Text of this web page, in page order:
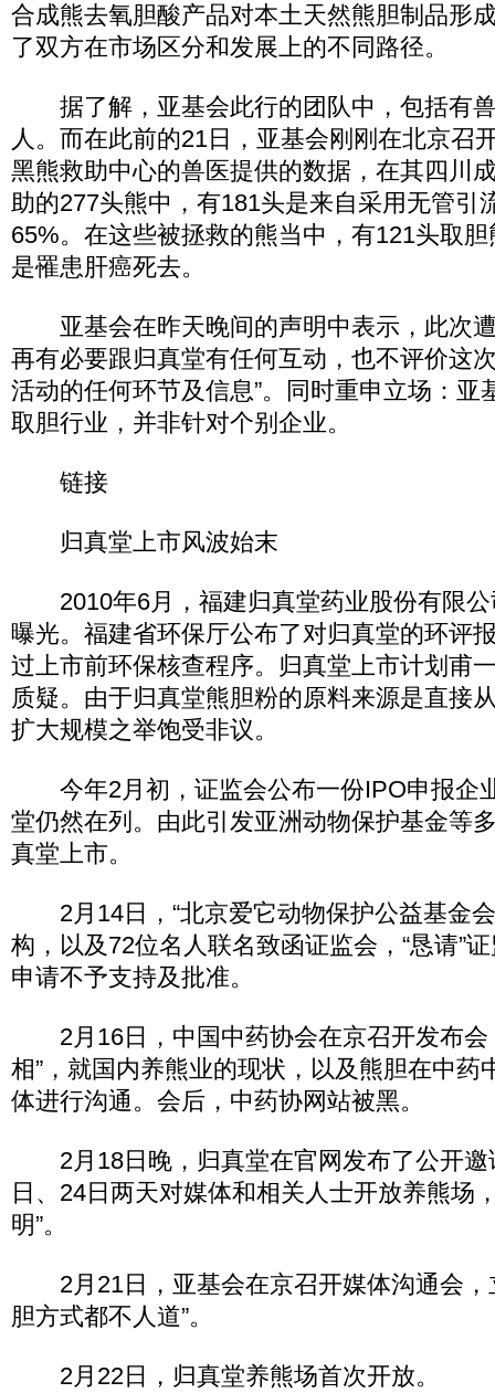
合成熊去氧胆酸产品对本土天然熊胆制品形
了双方在市场区分和发展上的不同路径。
据了解，亚基会此行的团队中，包括有
人。而在此前的21日，亚基会刚刚在北京召
黑熊救助中心的兽医提供的数据，在其四川
助的277头熊中，有181头是来自采用无管引
65%。在这些被拯救的熊当中，有121头取
是罹患肝癌死去。
亚基会在昨天晚间的声明中表示，此次遭
再有必要跟归真堂有任何互动，也不评价这
活动的任何环节及信息”。同时重申立场：亚
取胆行业，并非针对个别企业。
链接
归真堂上市风波始末
2010年6月，福建归真堂药业股份有限公
曝光。福建省环保厅公布了对归真堂的环评
过上市前环保核查程序。归真堂上市计划甫
质疑。由于归真堂熊胆粉的原料来源是直接
扩大规模之举饱受非议。
今年2月初，证监会公布一份IPO申报企
堂仍然在列。由此引发亚洲动物保护基金等
真堂上市。
2月14日，“北京爱它动物保护公益基金会
构，以及72位名人联名致函证监会，“恳请”
申请不予支持及批准。
2月16日，中国中药协会在京召开发布会
相”，就国内养熊业的现状，以及熊胆在中药
体进行沟通。会后，中药协网站被黑。
2月18日晚，归真堂在官网发布了公开邀
日、24日两天对媒体和相关人士开放养熊场
明”。
2月21日，亚基会在京召开媒体沟通会，
胆方式都不人道”。
2月22日，归真堂养熊场首次开放。